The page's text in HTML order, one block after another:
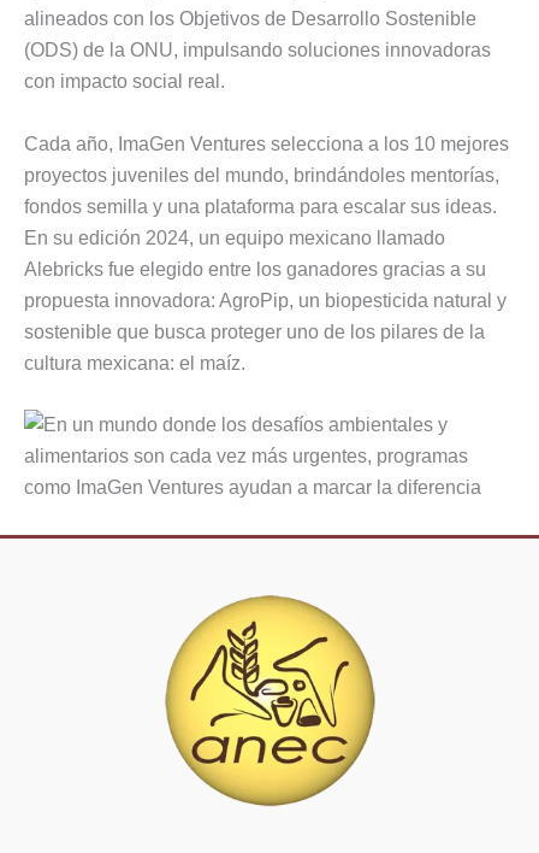
alineados con los Objetivos de Desarrollo Sostenible
(ODS) de la ONU, impulsando soluciones innovadoras
con impacto social real.
Cada año, ImaGen Ventures selecciona a los 10 mejores
proyectos juveniles del mundo, brindándoles mentorías,
fondos semilla y una plataforma para escalar sus ideas.
En su edición 2024, un equipo mexicano llamado
Alebricks fue elegido entre los ganadores gracias a su
propuesta innovadora: AgroPip, un biopesticida natural y
sostenible que busca proteger uno de los pilares de la
cultura mexicana: el maíz.